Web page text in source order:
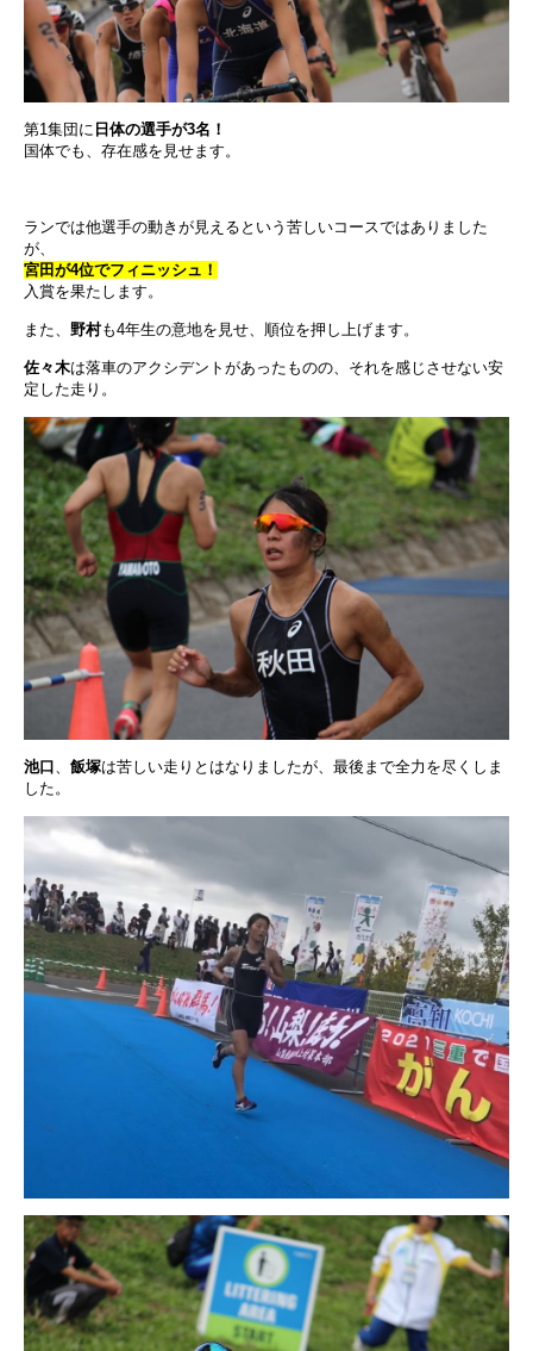
第1集団に 日体の選手が3名！
国体でも、存在感を見せます。
ランでは他選手の動きが見えるという苦しいコースではありました
が、
宮田が4位でフィニッシュ！
入賞を果たします。
また、 野村も4年生の意地を見せ、順位を押し上げます。
佐々木は落車のアクシデントがあったものの、それを感じさせない安
定した走り。
池口 、 飯塚は苦しい走りとはなりましたが、最後まで全力を尽くしま
した。